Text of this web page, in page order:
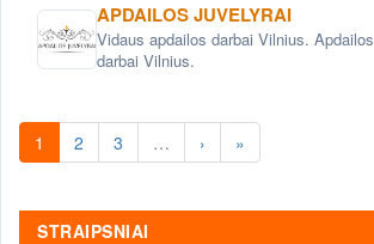
APDAILOS JUVELYRAI
Vidaus apdailos darbai Vilnius. Apdailos
darbai Vilnius.
1 2 3 … › »
STRAIPSNIAI